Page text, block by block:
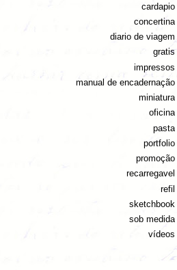
cardapio
concertina
diario de viagem
gratis
impressos
manual de encadernação
miniatura
oficina
pasta
portfolio
promoção
recarregavel
refil
sketchbook
sob medida
vídeos